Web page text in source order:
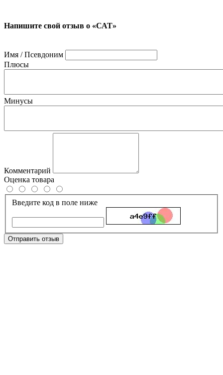
Напишите свой отзыв о «САТ»
Имя / Псевдоним
Плюсы
Минусы
Комментарий
Оценка товара
Введите код в поле ниже
Отправить отзыв